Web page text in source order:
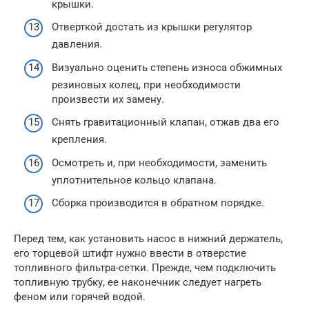
крышки.
Отверткой достать из крышки регулятор
давления.
Визуально оценить степень износа обжимных
резиновых колец, при необходимости
произвести их замену.
Снять гравитационный клапан, отжав два его
крепления.
Осмотреть и, при необходимости, заменить
уплотнительное кольцо клапана.
Сборка производится в обратном порядке.
Перед тем, как установить насос в нижний держатель,
его торцевой штифт нужно ввести в отверстие
топливного фильтра-сетки. Прежде, чем подключить
топливную трубку, ее наконечник следует нагреть
феном или горячей водой.